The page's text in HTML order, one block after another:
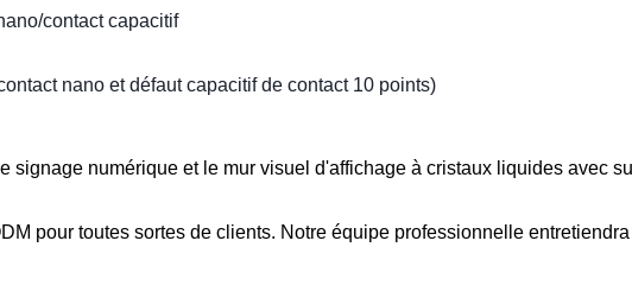
contact capacitif
nano et défaut capacitif de contact 10 points)
signage numérique et le mur visuel d'affichage à cristaux liquides avec
pour toutes sortes de clients. Notre équipe professionnelle